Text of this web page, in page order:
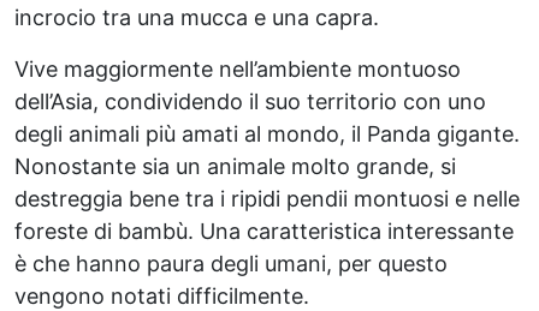
incrocio tra una mucca e una capra.
Vive maggiormente nell’ambiente montuoso
dell’Asia, condividendo il suo territorio con uno
degli animali più amati al mondo, il Panda gigante.
Nonostante sia un animale molto grande, si
destreggia bene tra i ripidi pendii montuosi e nelle
foreste di bambù. Una caratteristica interessante
è che hanno paura degli umani, per questo
vengono notati difficilmente.